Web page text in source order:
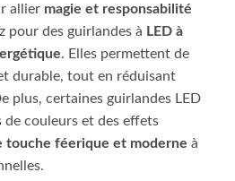
allier magie et responsabilité
pour des guirlandes à LED à
. Elles permettent de
durable, tout en réduisant
plus, certaines guirlandes LED
couleurs et des effets
touche féerique et moderne à